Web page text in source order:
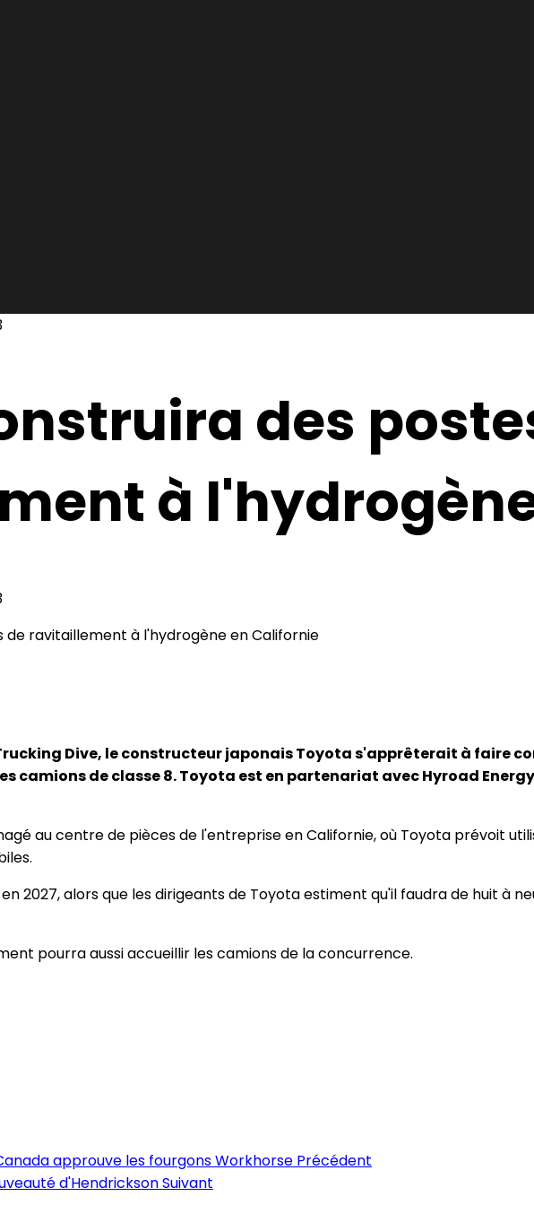
des
à
Dive, le constructeur japonais Toyota s'apprêterait à faire
camions de classe 8. Toyota est en partenariat avec Hyroad
au centre de pièces de l'entreprise en Californie, où Toyota prévoit
2027, alors que les dirigeants de Toyota estiment qu'il faudra de huit à
pourra aussi accueillir les camions de la concurrence.
approuve les fourgons Workhorse Précédent
d'HendricksonSuivant